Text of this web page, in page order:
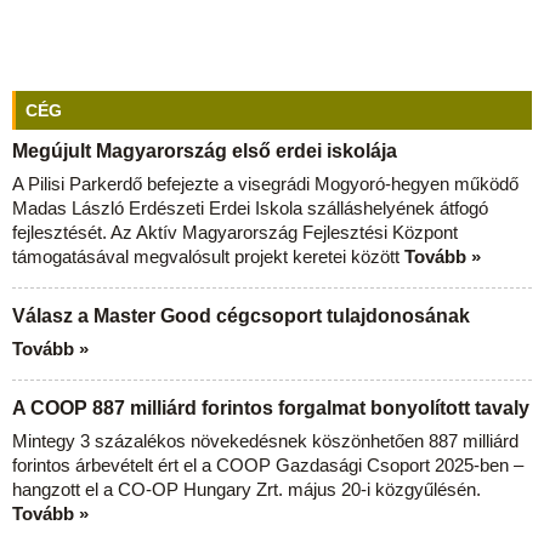
CÉG
Megújult Magyarország első erdei iskolája
A Pilisi Parkerdő befejezte a visegrádi Mogyoró-hegyen működő
Madas László Erdészeti Erdei Iskola szálláshelyének átfogó
fejlesztését. Az Aktív Magyarország Fejlesztési Központ
támogatásával megvalósult projekt keretei között Tovább »
Válasz a Master Good cégcsoport tulajdonosának
Tovább »
A COOP 887 milliárd forintos forgalmat bonyolított tavaly
Mintegy 3 százalékos növekedésnek köszönhetően 887 milliárd
forintos árbevételt ért el a COOP Gazdasági Csoport 2025-ben –
hangzott el a CO-OP Hungary Zrt. május 20-i közgyűlésén.
Tovább »